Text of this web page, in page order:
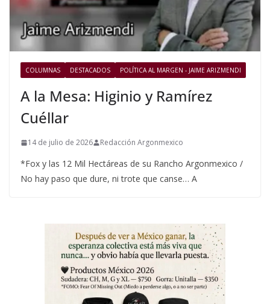
COLUMNAS DESTACADOS POLÍTICA AL MARGEN - JAIME ARIZMENDI
A la Mesa: Higinio y Ramírez
Cuéllar
14 de julio de 2026 Redacción Argonmexico
*Fox y las 12 Mil Hectáreas de su Rancho Argonmexico /
No hay paso que dure, ni trote que canse… A